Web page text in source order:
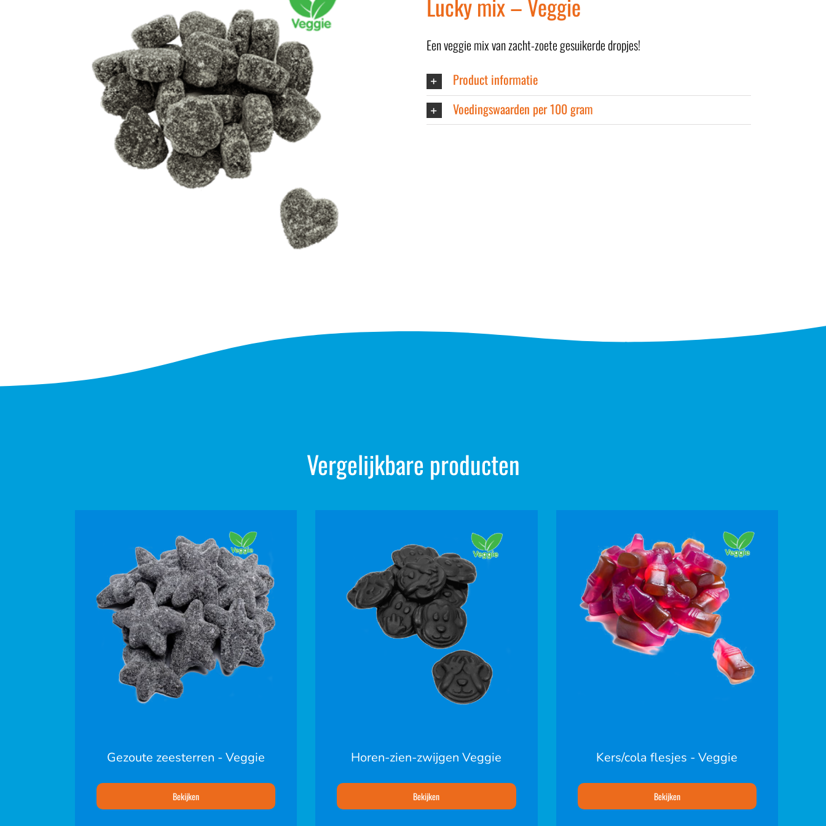
Een veggie mix van zacht-zoete gesuikerde dropjes!
Product informatie
Voedingswaarden per 100 gram
Vergelijkbare producten
Gezoute zeesterren - Veggie
Bekijken
Horen-zien-zwijgen Veggie
Bekijken
Kers/cola flesjes - Veggie
Bekijken